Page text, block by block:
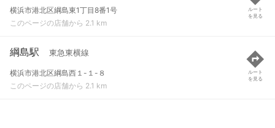
横浜市港北区綱島東1丁目8番1号
このページの店舗から 2.1 km
ルート
を見る
綱島駅 東急東横線
横浜市港北区綱島西１-１-８
このページの店舗から 2.1 km
ルート
を見る